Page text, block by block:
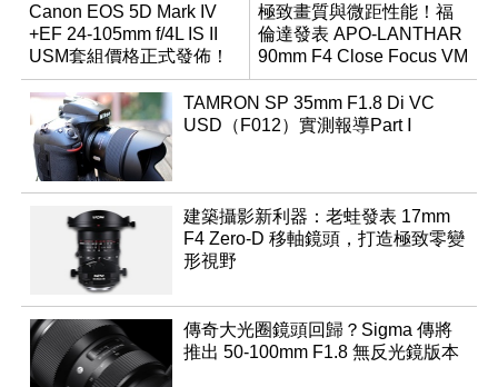
Canon EOS 5D Mark IV
+EF 24-105mm f/4L IS II
USM套組價格正式發佈！
極致畫質與微距性能！福
倫達發表 APO-LANTHAR
90mm F4 Close Focus VM
TAMRON SP 35mm F1.8 Di VC
USD（F012）實測報導Part Ⅰ
建築攝影新利器：老蛙發表 17mm
F4 Zero-D 移軸鏡頭，打造極致零變
形視野
傳奇大光圈鏡頭回歸？Sigma 傳將
推出 50-100mm F1.8 無反光鏡版本